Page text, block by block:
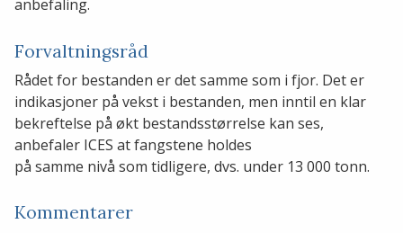
anbefaling.
Forvaltningsråd
Rådet for bestanden er det samme som i fjor. Det er
indikasjoner på vekst i bestanden, men inntil en klar
bekreftelse på økt bestandsstørrelse kan ses,
anbefaler ICES at fangstene holdes
på samme nivå som tidligere, dvs. under 13 000 tonn.
Kommentarer